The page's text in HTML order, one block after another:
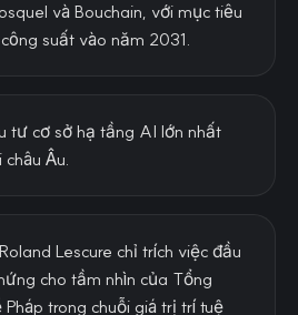
và Bouchain, với mục tiêu
suất vào năm 2031.
tư cơ sở hạ tầng AI lớn nhất
Âu.
Lescure chỉ trích việc đầu
cho tầm nhìn của Tổng
trong chuỗi giá trị trí tuệ